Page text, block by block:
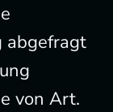
abgefragt
von Art.